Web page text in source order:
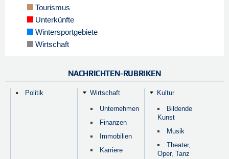
Tourismus
Unterkünfte
Wintersportgebiete
Wirtschaft
NACHRICHTEN-RUBRIKEN
Politik Wirtschaft
Unternehmen
Finanzen
Immobilien
Karriere
Kultur
Bildende
Kunst
Musik
Theater,
Oper, Tanz